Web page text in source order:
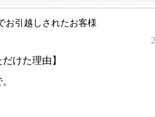
お引越しされたお客様
けた理由】